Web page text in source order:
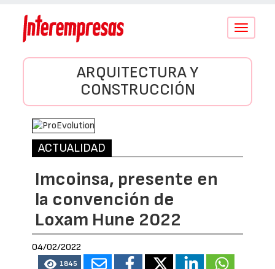
Conmutar
ARQUITECTURA Y
CONSTRUCCIÓN
ACTUALIDAD
Imcoinsa, presente en
la convención de
Loxam Hune 2022
04/02/2022
1845